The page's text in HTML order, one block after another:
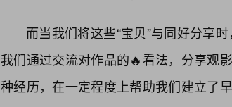
而当我们将这些“宝贝”与同好分享
我们通过交流对作品的🔥看法，分享观
种经历，在一定程度上帮助我们建立了